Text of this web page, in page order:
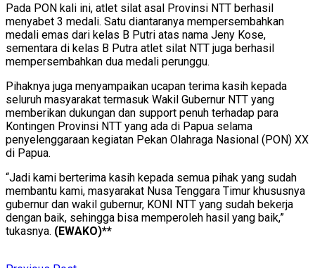
Pada PON kali ini, atlet silat asal Provinsi NTT berhasil
menyabet 3 medali. Satu diantaranya mempersembahkan
medali emas dari kelas B Putri atas nama Jeny Kose,
sementara di kelas B Putra atlet silat NTT juga berhasil
mempersembahkan dua medali perunggu.
Pihaknya juga menyampaikan ucapan terima kasih kepada
seluruh masyarakat termasuk Wakil Gubernur NTT yang
memberikan dukungan dan support penuh terhadap para
Kontingen Provinsi NTT yang ada di Papua selama
penyelenggaraan kegiatan Pekan Olahraga Nasional (PON) XX
di Papua.
“Jadi kami berterima kasih kepada semua pihak yang sudah
membantu kami, masyarakat Nusa Tenggara Timur khususnya
gubernur dan wakil gubernur, KONI NTT yang sudah bekerja
dengan baik, sehingga bisa memperoleh hasil yang baik,”
tukasnya. (EWAKO)**